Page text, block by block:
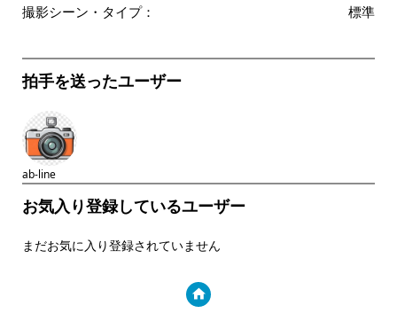
撮影シーン・タイプ：
標準
拍手を送ったユーザー
ab-line
お気入り登録しているユーザー
まだお気に入り登録されていません